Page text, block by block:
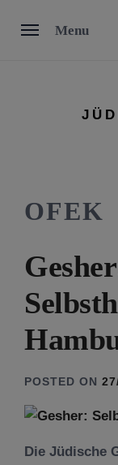
Menu
OFEK
POSTED ON
Die Jüdische